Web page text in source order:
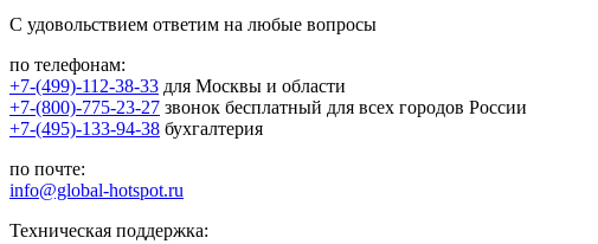
С удовольствием ответим на любые вопросы
по телефонам:
+7-(499)-112-38-33 для Москвы и области
+7-(800)-775-23-27 звонок бесплатный для всех городов России
+7-(495)-133-94-38 бухгалтерия
по почте:
info@global-hotspot.ru
Техническая поддержка: